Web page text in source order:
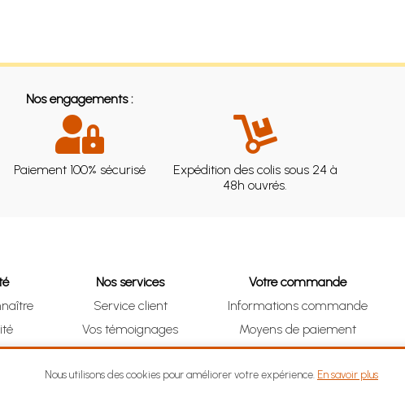
Nos engagements :
Paiement 100% sécurisé
Expédition des colis sous 24 à
48h ouvrés.
Nos services
Service client
Vos témoignages
Clic & Collect (DRIVE)
Votre commande
Informations commande
Moyens de paiement
Suivre vos achats
Nous utilisons des cookies pour améliorer votre expérience. En savoir plus